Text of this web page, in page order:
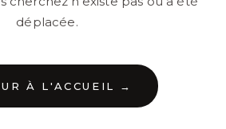
déplacée.
À L'ACCUEIL →